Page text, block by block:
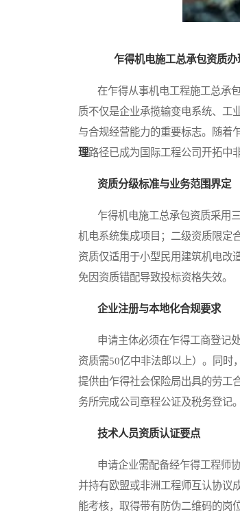
乍得机电施工总承包资质
在乍得从事机电工程施工总承包
质不仅是企业承揽输变电系统、工
与合规经营能力的重要标志。随着
理路径已成为国际工程公司开拓中
资质分级标准与业务范围界定
乍得机电施工总承包资质采用三
机电系统集成项目；二级资质限定
资质仅适用于小型民用建筑机电改
免因资质错配导致投标资格失效。
企业注册与本地化合规要求
申请主体必须在乍得工商登记处
资质需50亿中非法郎以上）。同时
提供由乍得社会保险局出具的劳工
务所完成公司章程公证及税务登记。
技术人员资质认证要点
申请企业需配备经乍得工程师协
并持有欧盟或非洲工程师互认协议
能考核，取得带有防伪二维码的岗